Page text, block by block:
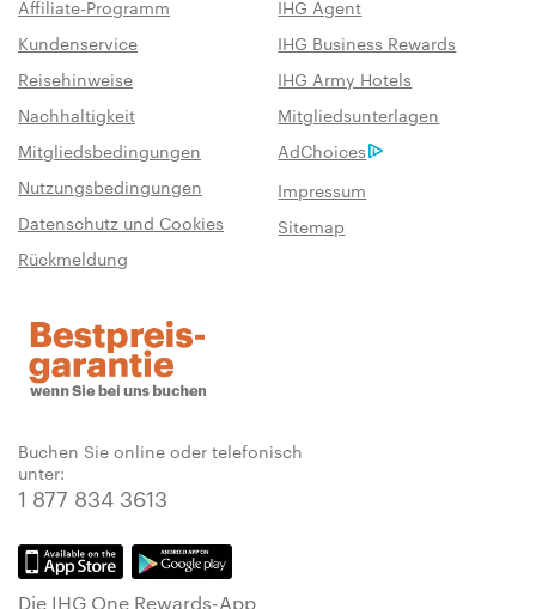
Affiliate-Programm
IHG Agent
Kundenservice
IHG Business Rewards
Reisehinweise
IHG Army Hotels
Nachhaltigkeit
Mitgliedsunterlagen
Mitgliedsbedingungen
AdChoices
Nutzungsbedingungen
Impressum
Datenschutz und Cookies
Sitemap
Rückmeldung
Buchen Sie online oder telefonisch
unter:
1 877 834 3613
Die IHG One Rewards-App